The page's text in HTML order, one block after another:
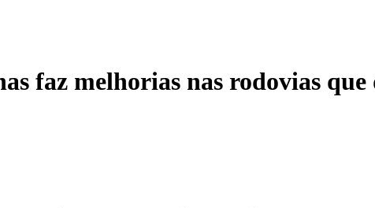
faz melhorias nas rodovias que